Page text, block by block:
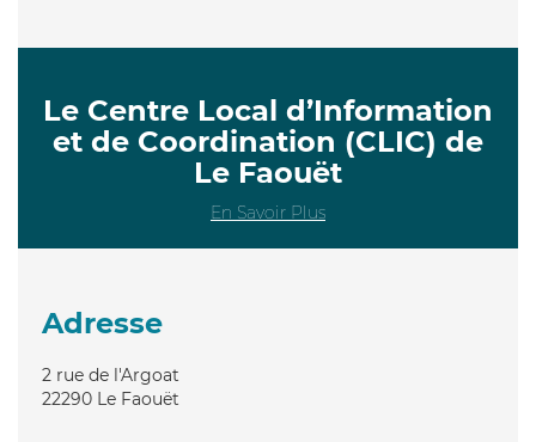
Le Centre Local d’Information
et de Coordination (CLIC) de
Le Faouët
En Savoir Plus
Adresse
2 rue de l'Argoat
22290 Le Faouët